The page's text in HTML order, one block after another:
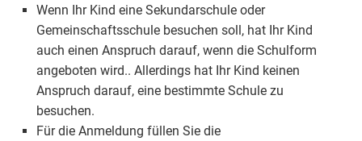
Wenn Ihr Kind eine Sekundarschule oder
Gemeinschaftsschule besuchen soll, hat Ihr Kind
auch einen Anspruch darauf, wenn die Schulform
angeboten wird.. Allerdings hat Ihr Kind keinen
Anspruch darauf, eine bestimmte Schule zu
besuchen.
Für die Anmeldung füllen Sie die